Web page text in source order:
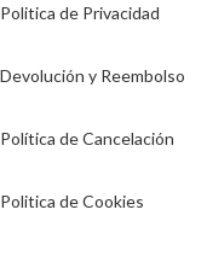
Politica de Privacidad
Devolución y Reembolso
Política de Cancelación
Politica de Cookies